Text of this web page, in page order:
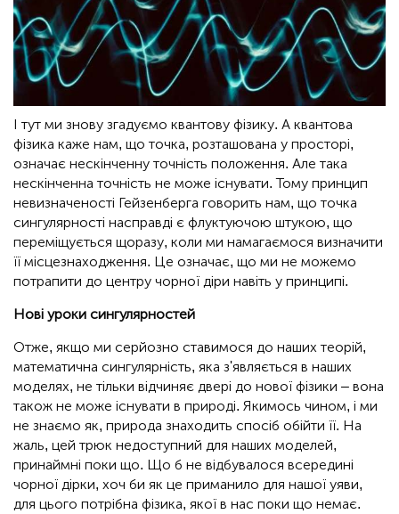
І тут ми знову згадуємо квантову фізику. А квантова
фізика каже нам, що точка, розташована у просторі,
означає нескінченну точність положення. Але така
нескінченна точність не може існувати. Тому принцип
невизначеності Гейзенберга говорить нам, що точка
сингулярності насправді є флуктуючою штукою, що
переміщується щоразу, коли ми намагаємося визначити
її місцезнаходження. Це означає, що ми не можемо
потрапити до центру чорної діри навіть у принципі.
Нові уроки сингулярностей
Отже, якщо ми серйозно ставимося до наших теорій,
математична сингулярність, яка з'являється в наших
моделях, не тільки відчиняє двері до нової фізики – вона
також не може існувати в природі. Якимось чином, і ми
не знаємо як, природа знаходить спосіб обійти її. На
жаль, цей трюк недоступний для наших моделей,
принаймні поки що. Що б не відбувалося всередині
чорної дірки, хоч би як це приманило для нашої уяви,
для цього потрібна фізика, якої в нас поки що немає.